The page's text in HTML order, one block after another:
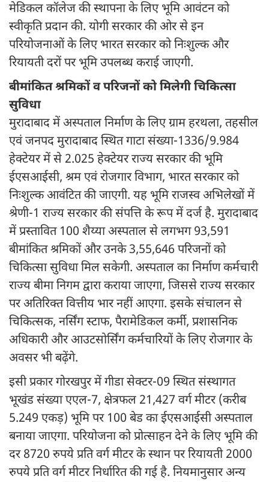
मेडिकल कॉलेज की स्थापना के लिए भूमि आवंटन को
स्वीकृति प्रदान की. योगी सरकार की ओर से इन
परियोजनाओं के लिए भारत सरकार को निःशुल्क और
रियायती दरों पर भूमि उपलब्ध कराई जाएगी.
बीमांकित श्रमिकों व परिजनों को मिलेगी चिकित्सा
सुविधा
मुरादाबाद में अस्पताल निर्माण के लिए ग्राम हरथला, तहसील
एवं जनपद मुरादाबाद स्थित गाटा संख्या-1336/9.984
हेक्टेयर में से 2.025 हेक्टेयर राज्य सरकार की भूमि
ईएसआईसी, श्रम एवं रोजगार विभाग, भारत सरकार को
निःशुल्क आवंटित की जाएगी. यह भूमि राजस्व अभिलेखों में
श्रेणी-1 राज्य सरकार की संपत्ति के रूप में दर्ज है. मुरादाबाद
में प्रस्तावित 100 शैय्या अस्पताल से लगभग 93,591
बीमांकित श्रमिकों और उनके 3,55,646 परिजनों को
चिकित्सा सुविधा मिल सकेगी. अस्पताल का निर्माण कर्मचारी
राज्य बीमा निगम द्वारा कराया जाएगा, जिससे राज्य सरकार
पर अतिरिक्त वित्तीय भार नहीं आएगा. इसके संचालन से
चिकित्सक, नर्सिंग स्टाफ, पैरामेडिकल कर्मी, प्रशासनिक
अधिकारी और आउटसोर्सिंग कर्मचारियों के लिए रोजगार के
अवसर भी बढ़ेंगे.
इसी प्रकार गोरखपुर में गीडा सेक्टर-09 स्थित संस्थागत
भूखंड संख्या एएल-7, क्षेत्रफल 21,427 वर्ग मीटर (करीब
5.249 एकड़) भूमि पर 100 बेड का ईएसआईसी अस्पताल
बनाया जाएगा. परियोजना को प्रोत्साहन देने के लिए भूमि की
दर 8720 रुपये प्रति वर्ग मीटर के स्थान पर रियायती 2000
रुपये प्रति वर्ग मीटर निर्धारित की गई है. नियमानुसार अन्य